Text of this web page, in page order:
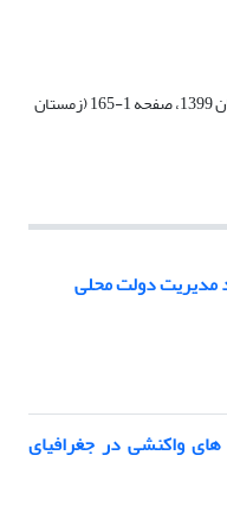
دوره 18، شماره 67، زمستان 1399، صفحه 1-165 (زمستان
مدیریت دولت محلی
واکنشی در جغرافیای